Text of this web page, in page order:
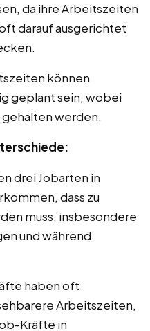
da ihre Arbeitszeiten
darauf ausgerichtet
können
geplant sein, wobei
werden.
drei Jobarten in
dass zu
muss, insbesondere
und während
haben oft
Arbeitszeiten,
Kräfte in